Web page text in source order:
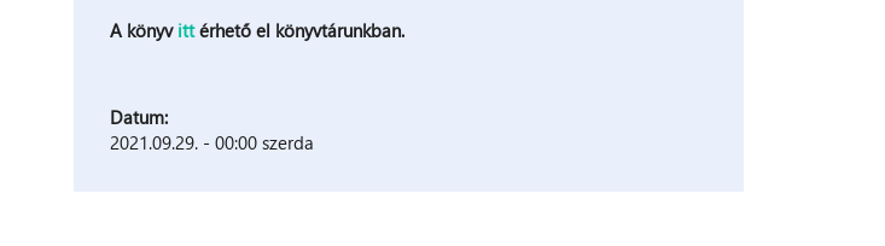
A könyv ittérhető el könyvtárunkban.
Datum:
2021.09.29. - 00:00 szerda